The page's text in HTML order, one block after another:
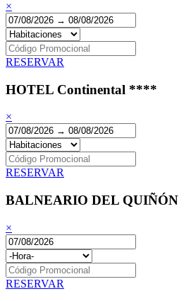
×
RESERVAR
HOTEL Continental ****
×
RESERVAR
BALNEARIO DEL QUIÑÓN
×
RESERVAR